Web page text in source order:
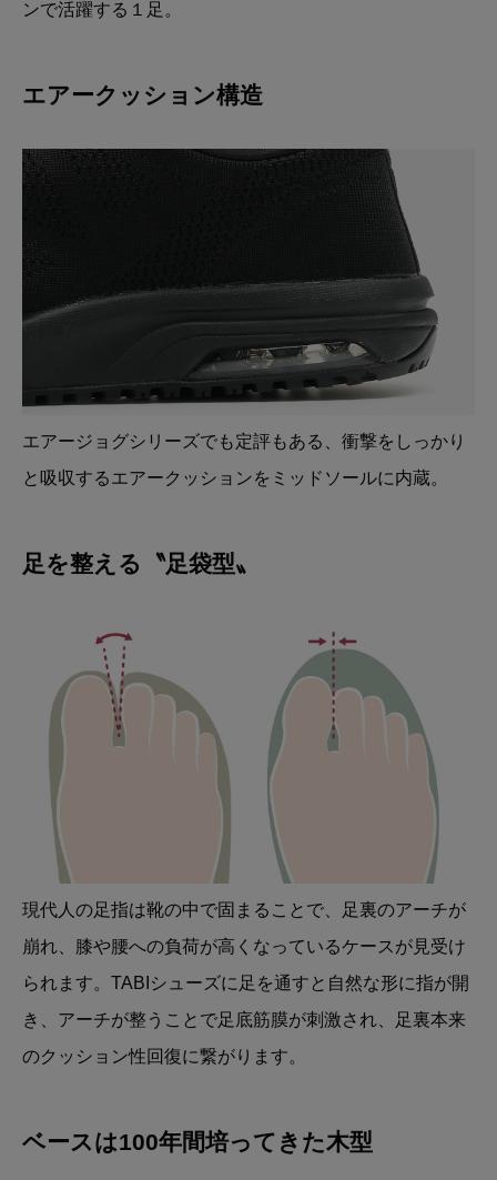
ンで活躍する１足。
エアークッション構造
エアージョグシリーズでも定評もある、衝撃をしっかり
と吸収するエアークッションをミッドソールに内蔵。
足を整える〝足袋型〟
現代人の足指は靴の中で固まることで、足裏のアーチが
崩れ、膝や腰への負荷が高くなっているケースが見受け
られます。TABIシューズに足を通すと自然な形に指が開
き、アーチが整うことで足底筋膜が刺激され、足裏本来
のクッション性回復に繋がります。
ベースは100年間培ってきた木型